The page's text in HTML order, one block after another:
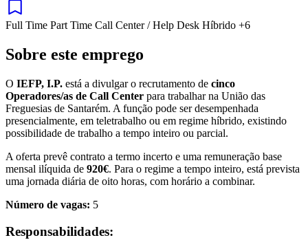
Full Time Part Time Call Center / Help Desk Híbrido +6
Sobre este emprego
O IEFP, I.P. está a divulgar o recrutamento de cinco
Operadores/as de Call Center para trabalhar na União das
Freguesias de Santarém. A função pode ser desempenhada
presencialmente, em teletrabalho ou em regime híbrido, existindo
possibilidade de trabalho a tempo inteiro ou parcial.
A oferta prevê contrato a termo incerto e uma remuneração base
mensal ilíquida de 920€. Para o regime a tempo inteiro, está prevista
uma jornada diária de oito horas, com horário a combinar.
Número de vagas: 5
Responsabilidades: